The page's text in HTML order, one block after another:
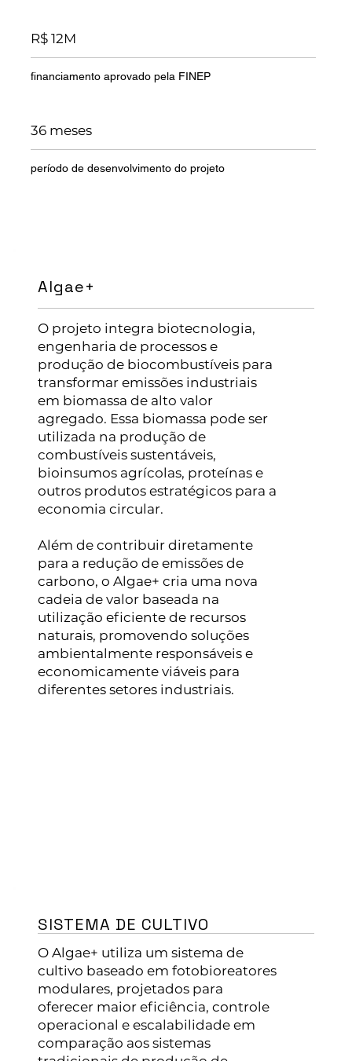
R$ 12M
financiamento aprovado pela FINEP
36 meses
período de desenvolvimento do projeto
Algae+
O projeto integra biotecnologia,
engenharia de processos e
produção de biocombustíveis para
transformar emissões industriais
em biomassa de alto valor
agregado. Essa biomassa pode ser
utilizada na produção de
combustíveis sustentáveis,
bioinsumos agrícolas, proteínas e
outros produtos estratégicos para a
economia circular.
Além de contribuir diretamente
para a redução de emissões de
carbono, o Algae+ cria uma nova
cadeia de valor baseada na
utilização eficiente de recursos
naturais, promovendo soluções
ambientalmente responsáveis e
economicamente viáveis para
diferentes setores industriais.
SISTEMA DE CULTIVO
O Algae+ utiliza um sistema de
cultivo baseado em fotobioreatores
modulares, projetados para
oferecer maior eficiência, controle
operacional e escalabilidade em
comparação aos sistemas